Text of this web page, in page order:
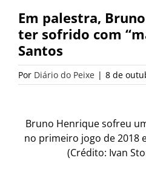
Em palestra,
ter sofrido com
Santos
Por Diário do Peixe | 8 de
Bruno Henrique sofreu
no primeiro jogo de 2018
(Crédito: Ivan